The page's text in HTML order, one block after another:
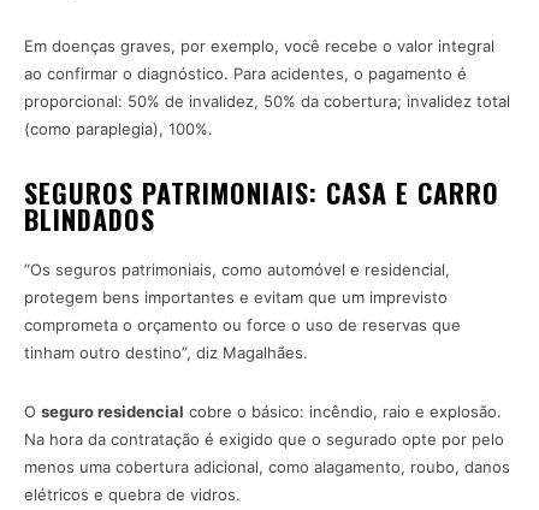
Em doenças graves, por exemplo, você recebe o valor integral
ao confirmar o diagnóstico. Para acidentes, o pagamento é
proporcional: 50% de invalidez, 50% da cobertura; invalidez total
(como paraplegia), 100%.
SEGUROS PATRIMONIAIS: CASA E CARRO
BLINDADOS
“Os seguros patrimoniais, como automóvel e residencial,
protegem bens importantes e evitam que um imprevisto
comprometa o orçamento ou force o uso de reservas que
tinham outro destino”, diz Magalhães.
O seguro residencial cobre o básico: incêndio, raio e explosão.
Na hora da contratação é exigido que o segurado opte por pelo
menos uma cobertura adicional, como alagamento, roubo, danos
elétricos e quebra de vidros.